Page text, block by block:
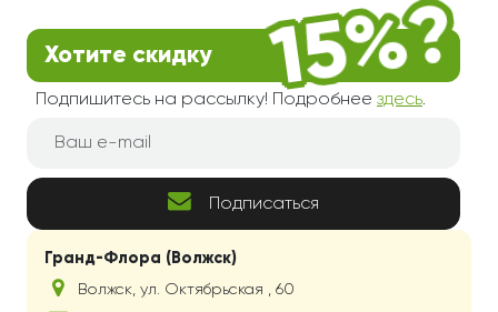
Гранд-Флора (Волжск)
Волжск, ул. Октябрьская , 60
Хотите скидку
Подпишитесь на рассылку! Подробнее здесь.
Подписаться